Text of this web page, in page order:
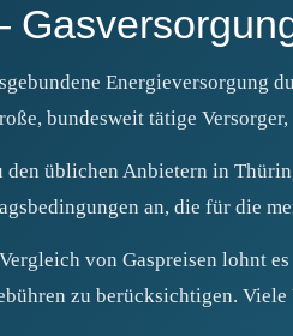
Energieversorgung
bundesweit tätige
den üblichen Anbietern in
an, die für die
von Gaspreisen lohnt
zu berücksichtigen.